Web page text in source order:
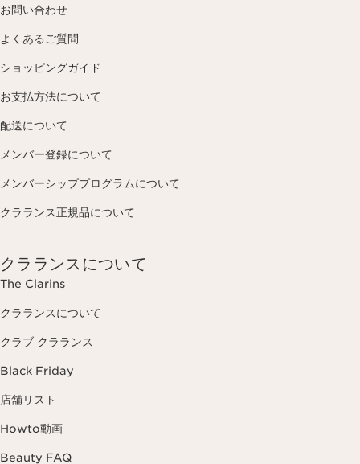
お問い合わせ
よくあるご質問
ショッピングガイド
お支払方法について
配送について
メンバー登録について
メンバーシッププログラムについて
クラランス正規品について
クラランスについて
The Clarins
クラランスについて
クラブ クラランス
Black Friday
店舗リスト
Howto動画
Beauty FAQ